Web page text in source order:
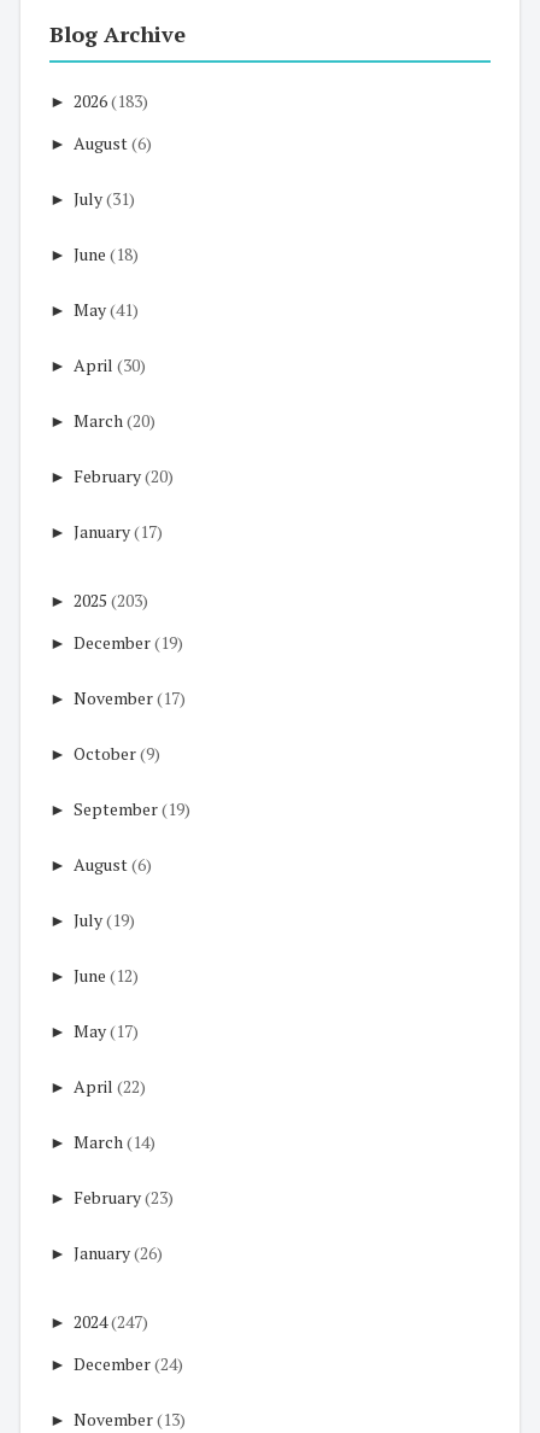
Blog Archive
► 2026(183)
► August(6)
► July(31)
► June (18)
► May(41)
► April (30)
► March(20)
► February(20)
► January(17)
► 2025 (203)
► December(19)
► November(17)
► October(9)
► September(19)
► August(6)
► July(19)
► June (12)
► May(17)
► April (22)
► March(14)
► February(23)
► January(26)
► 2024(247)
► December(24)
► November(13)